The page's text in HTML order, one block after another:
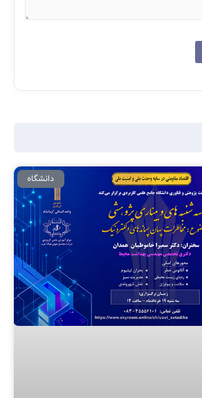
دانشگاه